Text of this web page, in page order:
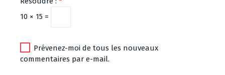
10 × 15 =
Prévenez-moi de tous les nouveaux
commentaires par e-mail.